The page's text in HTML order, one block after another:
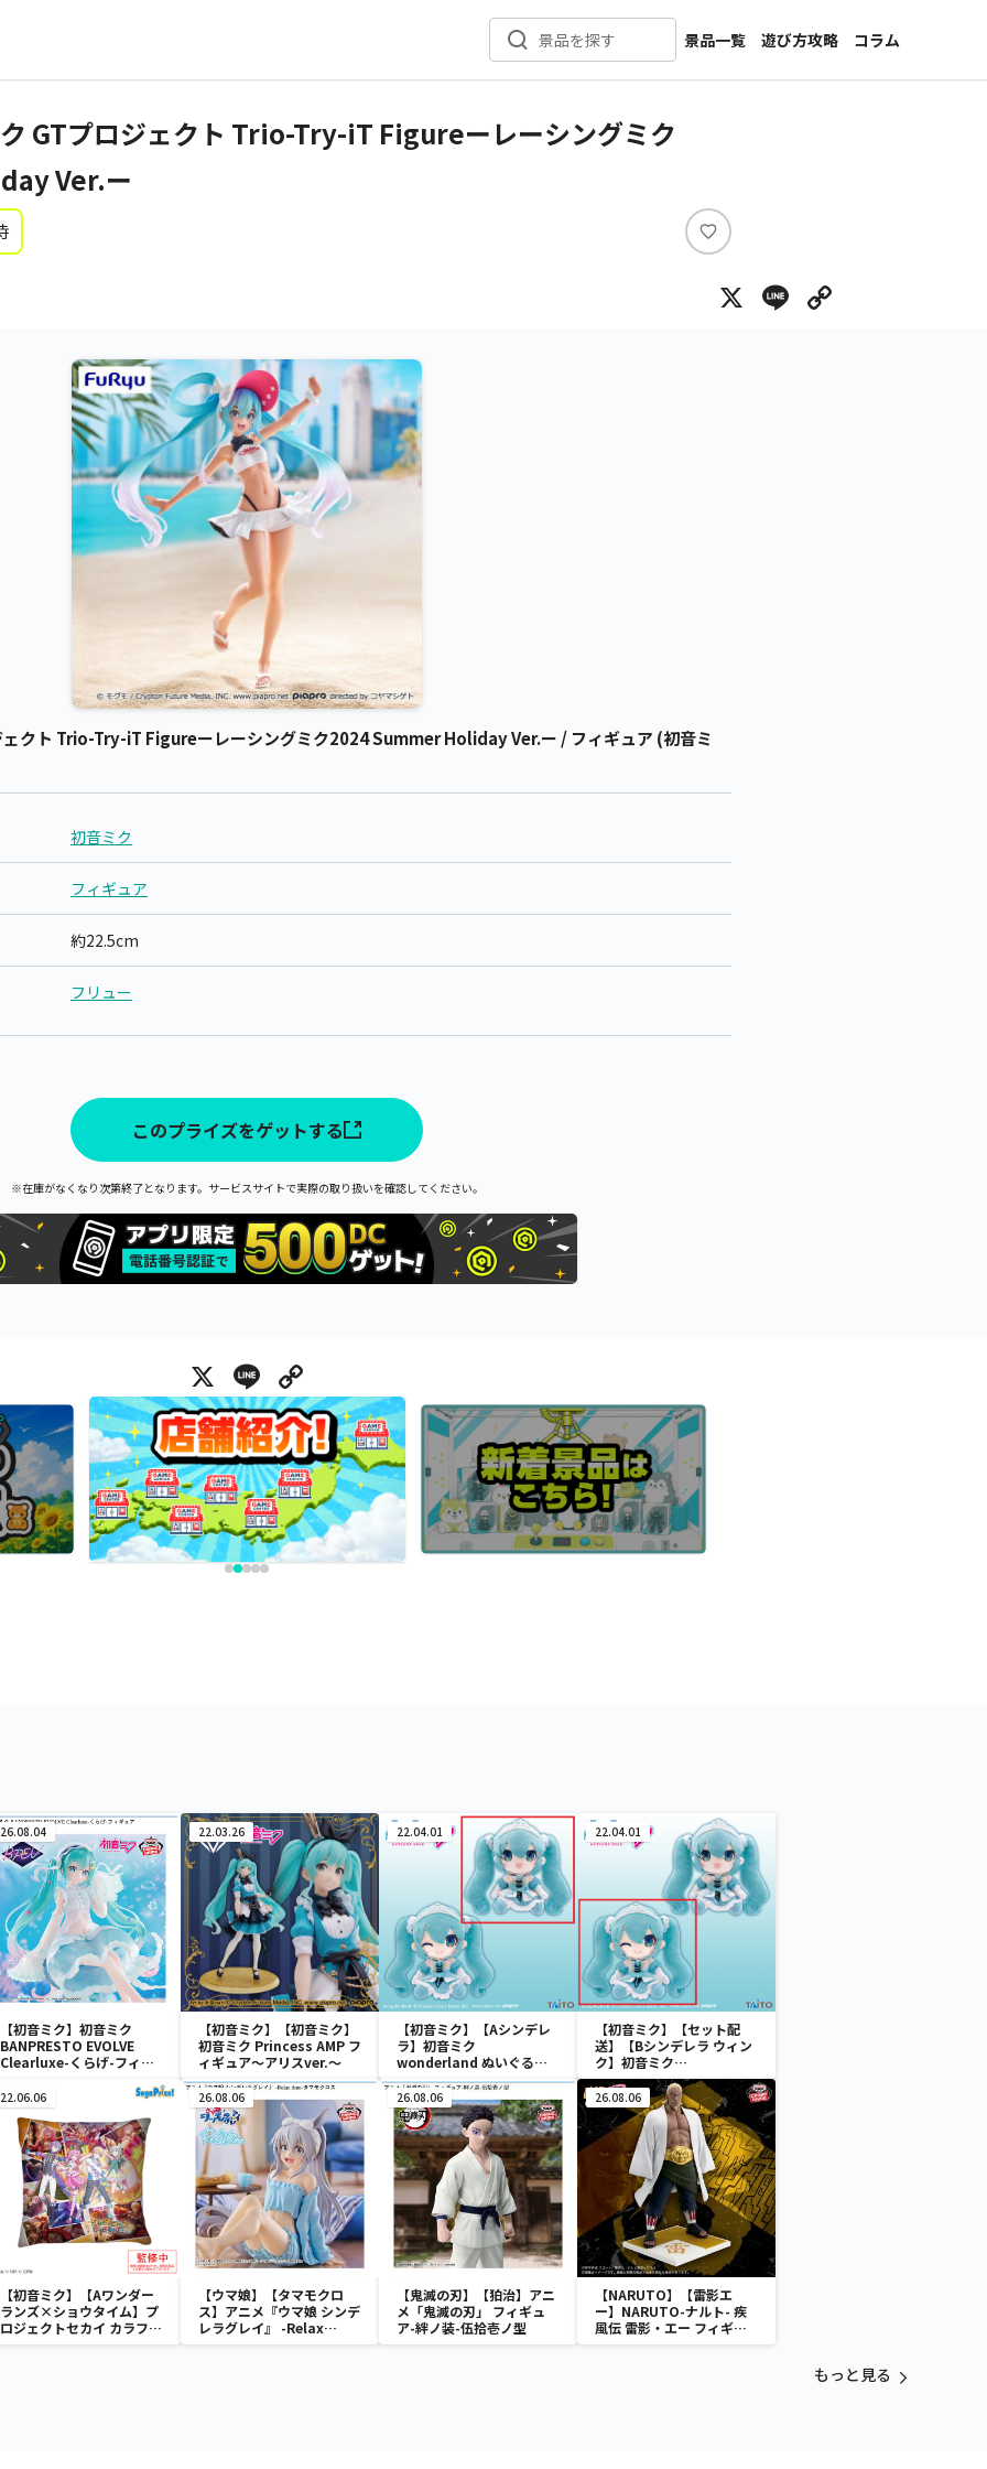
景品を探す
景品一覧
新着景品
遊び方攻略
コラム
インタビュー
GTプロジェクト Trio-Try-iT Figureーレーシングミク
Ver.ー
い
ね
X Line
クト Trio-Try-iT Figureーレーシングミク2024 Summer Holiday Ver.ー / フィギュア (初音ミ
初音ミク
フィギュア
約22.5cm
フリュー
このプライズをゲットする
※在庫がなくなり次第終了となります。サービスサイトで実際の取り扱いを確認してください。
X Line
26.08.04
【初音ミク】初音ミク
BANPRESTO EVOLVE
Clearluxe-くらげ-フィギ
22.03.26
【初音ミク】【初音ミク】
初音ミク Princess AMP フ
ィギュア～アリスver.～
22.04.01
【初音ミク】【Aシンデレ
ラ】初音ミク
wonderland ぬいぐるみ
vol.4
22.04.01
【初音ミク】【セット配
送】【Bシンデレラ ウィン
ク】初音ミク
wonderland ぬいぐるみ
vol.4
22.06.06
【初音ミク】【Aワンダー
ランズ×ショウタイム】プ
ロジェクトセカイ カラフル
ステージ！ feat. 初音ミク
26.08.06
【ウマ娘】【タマモクロ
ス】アニメ『ウマ娘 シンデ
レラグレイ』 -Relax
time-タマモクロス
26.08.06
【鬼滅の刃】【狛治】アニ
メ「鬼滅の刃」 フィギュ
ア-絆ノ装-伍拾壱ノ型
26.08.06
【NARUTO】【雷影エ
ー】NARUTO-ナルト- 疾
風伝 雷影・エー フィギュ
ア～五影集結…!!～
もっと見る